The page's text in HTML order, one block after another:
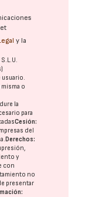
y la
o
la
para
Cesión:
del
Derechos:
y
con
no
presentar